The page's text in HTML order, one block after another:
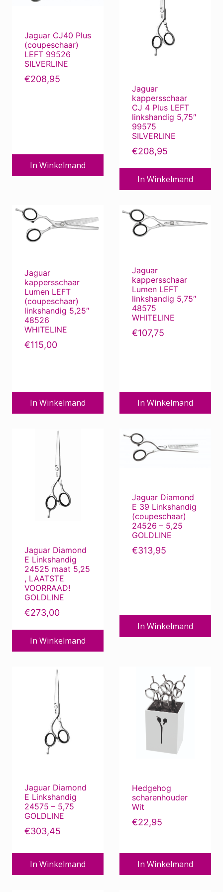
Jaguar Collectie Anti Allergische
Scharen
Jaguar Effileerscharen
Jaguar Goldline
Jaguar Left, Linkshandige Scharen
Kappersmes - Scheermes - Mesjes
Tondeo
Filter op prijs
Jaguar CJ40 Plus
(coupeschaar)
LEFT 99526
SILVERLINE
€208,95
In Winkelmand
Jaguar
kappersschaar
CJ 4 Plus LEFT
linkshandig 5,75″
99575
SILVERLINE
€208,95
In Winkelmand
Jaguar
kappersschaar
Lumen LEFT
(coupeschaar)
linkshandig 5,25″
48526
WHITELINE
€115,00
In Winkelmand
Jaguar
kappersschaar
Lumen LEFT
linkshandig 5,75″
48575
WHITELINE
€107,75
In Winkelmand
Jaguar Diamond
E Linkshandig
24525 maat 5,25
, LAATSTE
VOORRAAD!
GOLDLINE
€273,00
In Winkelmand
Jaguar Diamond
E 39 Linkshandig
(coupeschaar)
24526 – 5,25
GOLDLINE
€313,95
In Winkelmand
Jaguar Diamond
E Linkshandig
24575 – 5,75
GOLDLINE
€303,45
In Winkelmand
Hedgehog
scharenhouder
Wit
€22,95
In Winkelmand